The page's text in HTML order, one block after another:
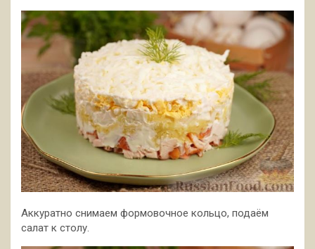
Аккуратно снимаем формовочное кольцо, подаём
салат к столу.